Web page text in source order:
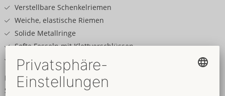
Verstellbare Schenkelriemen
Weiche, elastische Riemen
Solide Metallringe
Softe Fesseln mit Klettverschlüssen
Fesseln mit Karabinerketten
Fesselnd in Optik & Tragegefühl!
Schwarzes Hüftharness von Svenjoyment mit Penisring,